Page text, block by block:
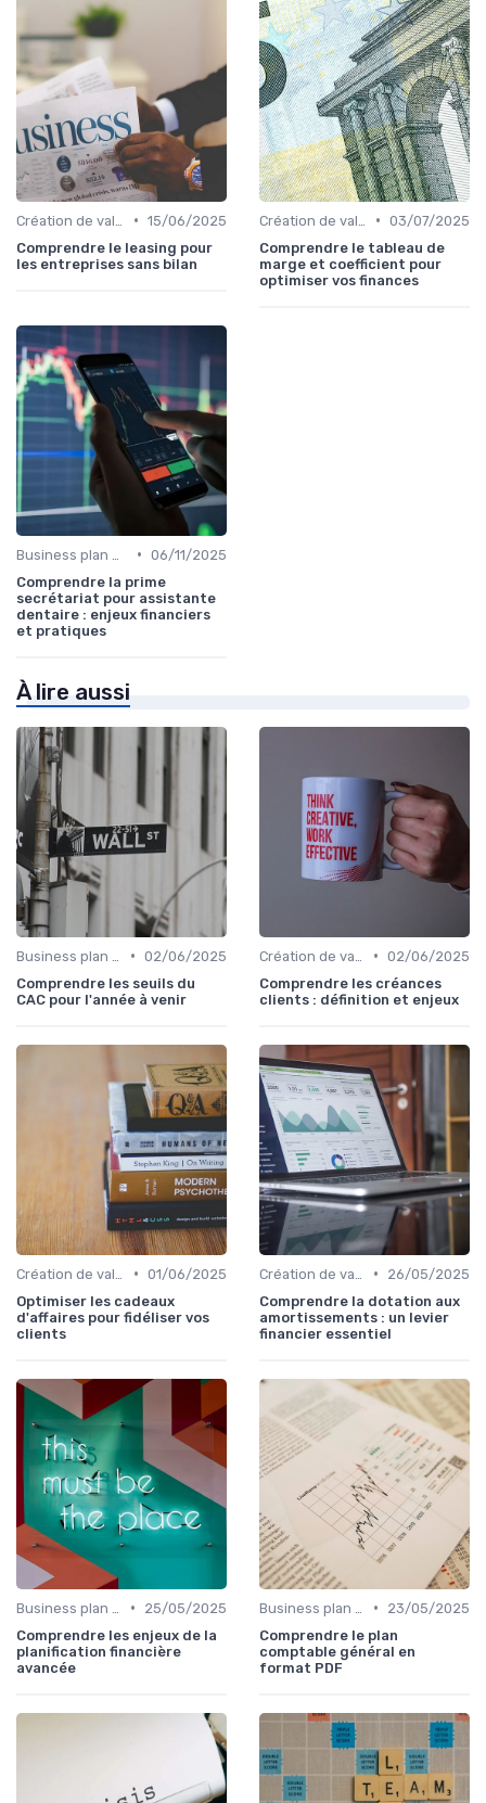
• 15/06/2025
Comprendre le leasing pour
les entreprises sans bilan
• 03/07/2025
Comprendre le tableau de
marge et coefficient pour
optimiser vos finances
• 06/11/2025
Comprendre la prime
secrétariat pour assistante
dentaire : enjeux financiers
et pratiques
À lire aussi
• 02/06/2025
Comprendre les seuils du
CAC pour l'année à venir
• 02/06/2025
Comprendre les créances
clients : définition et enjeux
• 01/06/2025
Optimiser les cadeaux
d'affaires pour fidéliser vos
clients
•
26/05/2025
Comprendre la dotation aux
amortissements : un levier
financier essentiel
•
25/05/2025
Comprendre les enjeux de la
planification financière
avancée
•
23/05/2025
Comprendre le plan
comptable général en
format PDF